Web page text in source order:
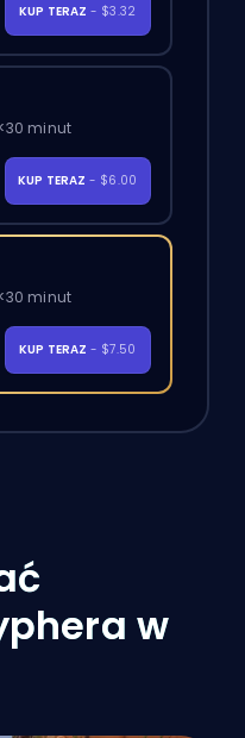
KUP TERAZ - $3.32
minut
KUP TERAZ - $6.00
minut
KUP TERAZ - $7.50
w